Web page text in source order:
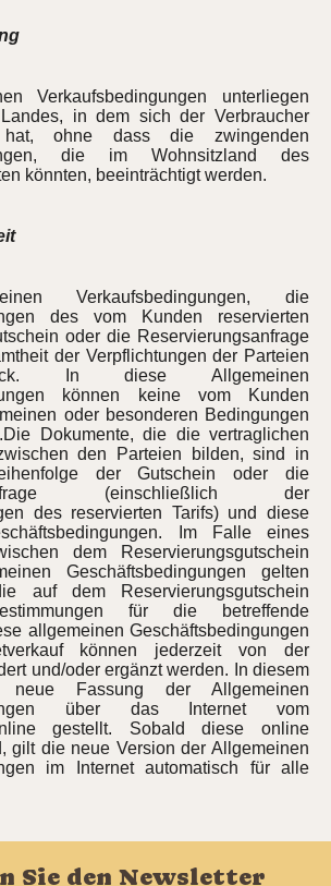
Verkaufsbedingungen unterliegen
in dem sich der Verbraucher
hat, ohne dass die zwingenden
die im Wohnsitzland des
könnten, beeinträchtigt werden.
Verkaufsbedingungen, die
des vom Kunden reservierten
oder die Reservierungsanfrage
der Verpflichtungen der Parteien
In diese Allgemeinen
können keine vom Kunden
oder besonderen Bedingungen
Dokumente, die die vertraglichen
den Parteien bilden, sind in
der Gutschein oder die
(einschließlich der
des reservierten Tarifs) und diese
Im Falle eines
dem Reservierungsgutschein
Geschäftsbedingungen gelten
auf dem Reservierungsgutschein
für die betreffende
allgemeinen Geschäftsbedingungen
können jederzeit von der
und/oder ergänzt werden. In diesem
Fassung der Allgemeinen
über das Internet vom
gestellt. Sobald diese online
gilt die neue Version der Allgemeinen
im Internet automatisch für alle
Sie den Newsletter